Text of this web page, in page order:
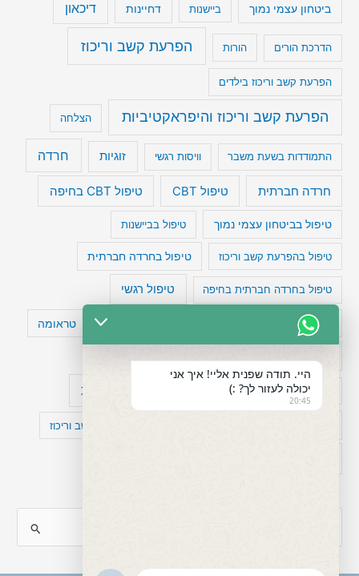
ביטחון עצמי נמוך ביישנות דחיינות דיכאון
הדרכת הורים הורות הפרעת קשב וריכוז
הפרעת קשב וריכוז בילדים
הפרעת קשב וריכוז והיפראקטיביות הצלחה
התמודדות בשעת משבר וויסות רגשי זוגיות חרדה
חרדה חברתית טיפול CBT טיפול CBT בחיפה
טיפול בביטחון עצמי נמוך טיפול בביישנות
טיפול בהפרעת קשב וריכוז טיפול בחרדה חברתית
טיפול בחרדה חברתית בחיפה טיפול רגשי
טיפול תרופתי להפרעת קשב טעויות חשיבה טראומה
מפורסמים עם הפרעת קשב עיצות
קומורבידיות להפרעת קשב וריכוז
היי. תודה שפנית אליי! איך אני
יכולה לעזור לך? :)
20:45